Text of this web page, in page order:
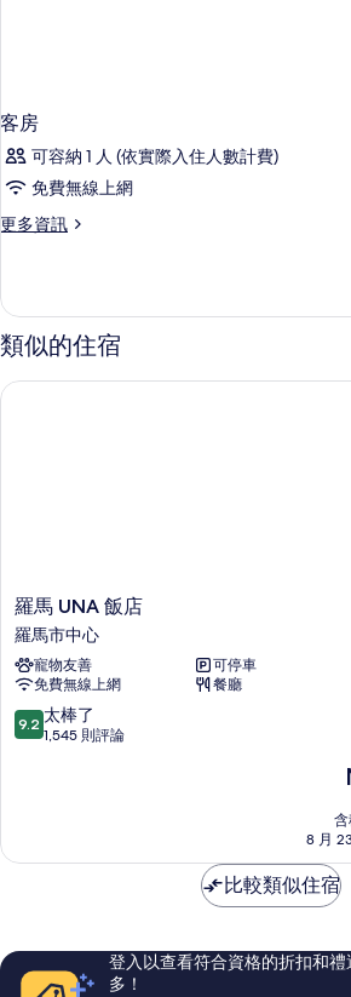
客房
可容納 1 人 (依實際入住人數計費)
免費無線上網
更多資訊
更
的
詳
情
類似的住宿
羅
馬
UNA
飯
店
羅
馬
羅馬 UNA 飯店
羅馬市中心
寵物友善
可停車
免費無線上網
餐廳
9.2
分，
棒
評
論
9.2 太棒了
1,545 則評論
8 月
羅馬 UNA 飯店
比較類似住宿
登入以查看符合資格的折扣和
多！